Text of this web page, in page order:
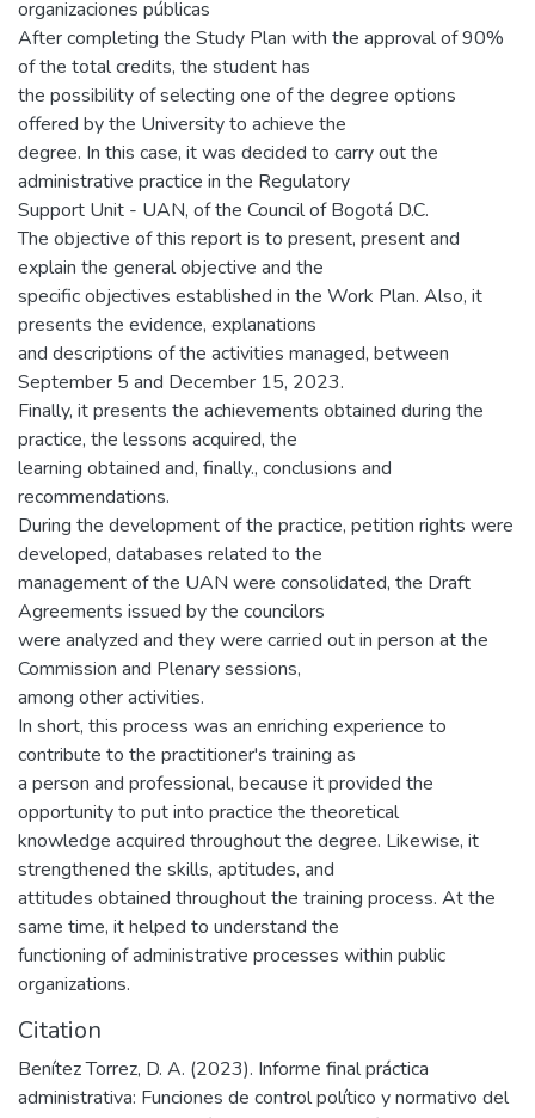
organizaciones públicas
After completing the Study Plan with the approval of 90%
of the total credits, the student has
the possibility of selecting one of the degree options
offered by the University to achieve the
degree. In this case, it was decided to carry out the
administrative practice in the Regulatory
Support Unit - UAN, of the Council of Bogotá D.C.
The objective of this report is to present, present and
explain the general objective and the
specific objectives established in the Work Plan. Also, it
presents the evidence, explanations
and descriptions of the activities managed, between
September 5 and December 15, 2023.
Finally, it presents the achievements obtained during the
practice, the lessons acquired, the
learning obtained and, finally., conclusions and
recommendations.
During the development of the practice, petition rights were
developed, databases related to the
management of the UAN were consolidated, the Draft
Agreements issued by the councilors
were analyzed and they were carried out in person at the
Commission and Plenary sessions,
among other activities.
In short, this process was an enriching experience to
contribute to the practitioner's training as
a person and professional, because it provided the
opportunity to put into practice the theoretical
knowledge acquired throughout the degree. Likewise, it
strengthened the skills, aptitudes, and
attitudes obtained throughout the training process. At the
same time, it helped to understand the
functioning of administrative processes within public
organizations.
Citation
Benítez Torrez, D. A. (2023). Informe final práctica
administrativa: Funciones de control político y normativo del